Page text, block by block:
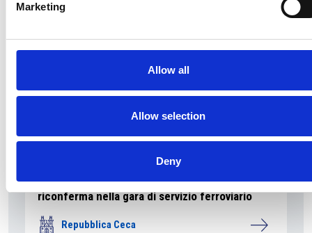
Marketing
Allow all
Allow selection
Deny
La società pubblica České dráhy verso la
riconferma nella gara di servizio ferroviario
Repubblica Ceca